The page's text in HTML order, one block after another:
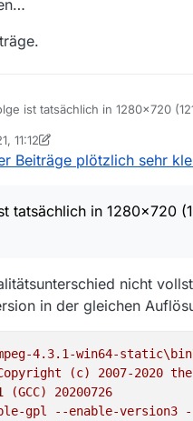
ist tatsächlich in 1280x720
Der MDR (und
gehabt zu haben; die full-HD
11:12
J
Beiträge plötzlich sehr
tatsächlich in
nicht
in der gleichen
4.3.1-win64-
(c) 2007-2020 the
(GCC)
20200726
gpl --enable-version3